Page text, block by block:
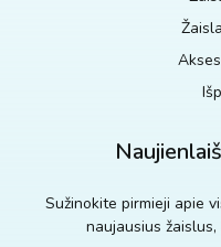
Sužinokite pirmieji apie
naujausius